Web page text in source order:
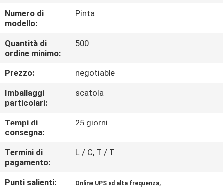
VISITA
ALLA
FABBRICA
CONTROLLO
DELLA
QUALITÀ
CONTATTACI
NOTIZIE
Numero di
modello:
Pinta
Quantità di
ordine minimo:
500
Prezzo:
negotiable
Imballaggi
particolari:
scatola
Tempi di
consegna:
25 giorni
Termini di
pagamento:
L / C, T / T
Punti salienti: Online UPS ad alta frequenza,